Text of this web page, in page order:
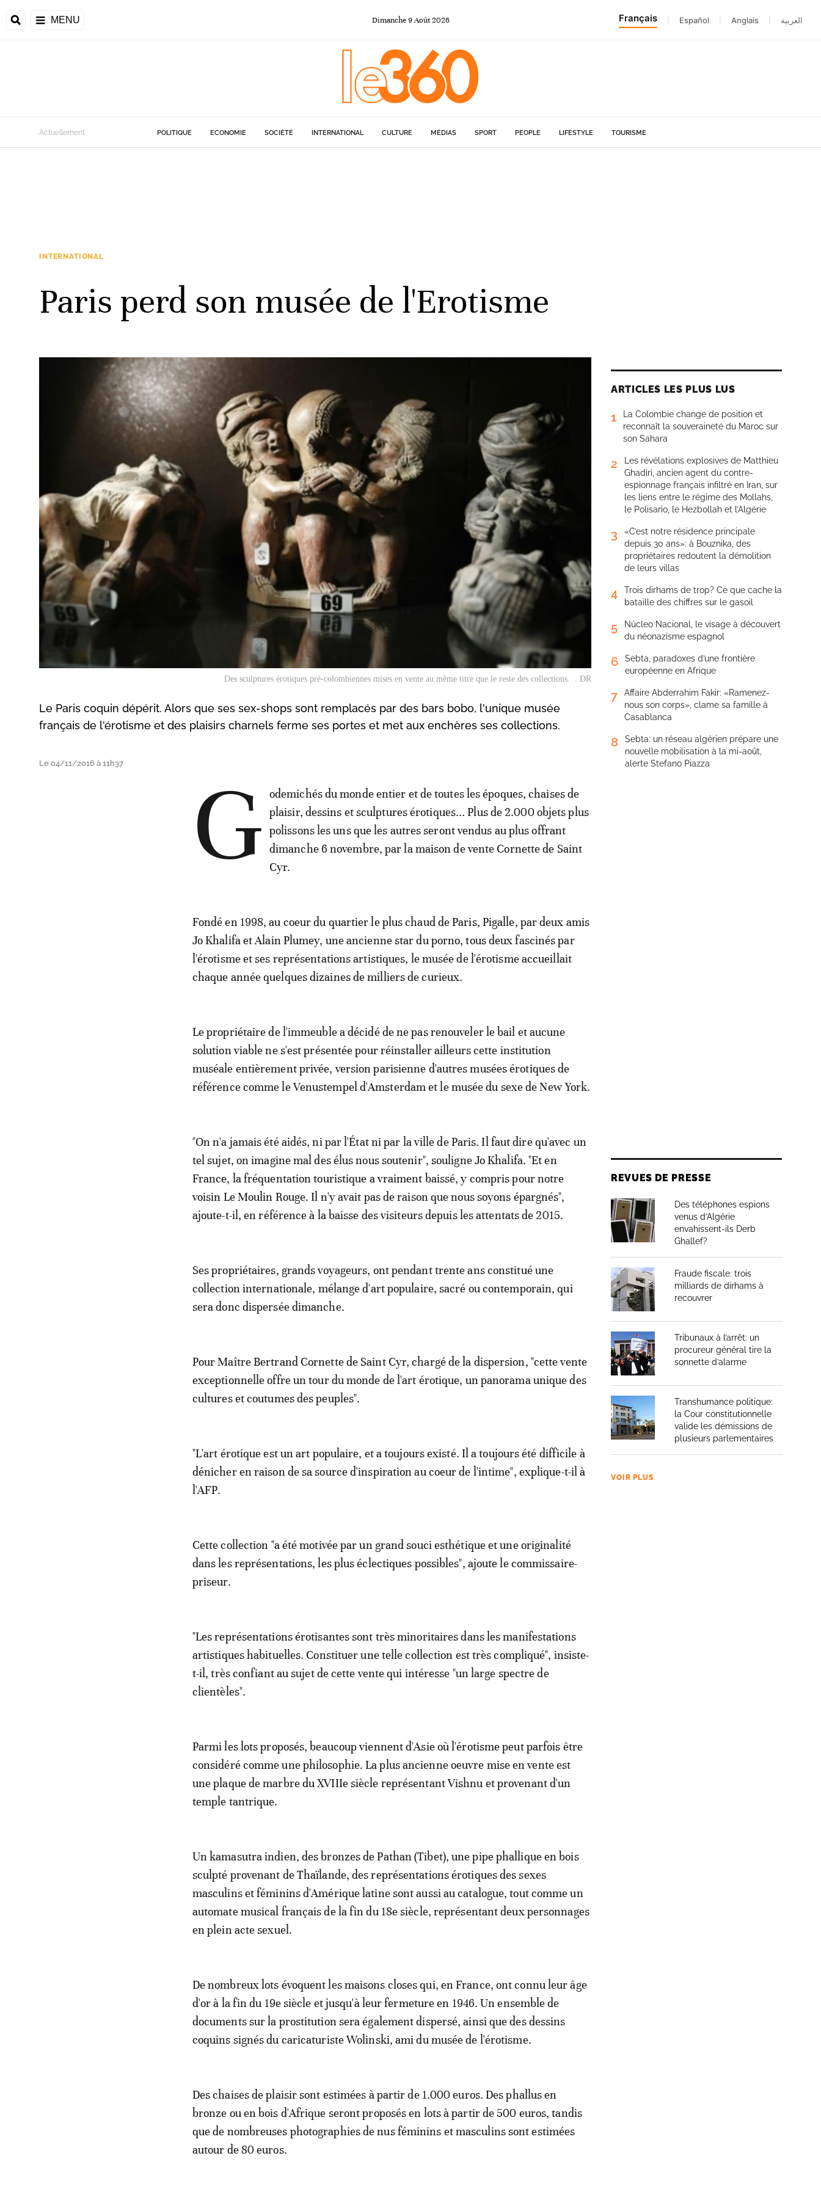
MENU Dimanche 9Août 2026 Français Español Anglais العربية
Actuellement POLITIQUE ECONOMIE SOCIÉTÉ INTERNATIONAL CULTURE MÉDIAS SPORT PEOPLE LIFESTYLE TOURISME
INTERNATIONAL
Paris perd son musée de l'Erotisme
Des sculptures érotiques pré-colombiennes mises en vente au même titre que le reste des collections. . DR
Le Paris coquin dépérit. Alors que ses sex-shops sont remplacés par des bars bobo, l'unique musée
français de l'érotisme et des plaisirs charnels ferme ses portes et met aux enchères ses collections.
Le 04/11/2016 à 11h37 G odemichés du monde entier et de toutes les époques, chaises de
plaisir, dessins et sculptures érotiques... Plus de 2.000 objets plus
polissons les uns que les autres seront vendus au plus offrant
dimanche 6 novembre, par la maison de vente Cornette de Saint
Cyr.
Fondé en 1998, au coeur du quartier le plus chaud de Paris, Pigalle, par deux amis
Jo Khalifa et Alain Plumey, une ancienne star du porno, tous deux fascinés par
l'érotisme et ses représentations artistiques, le musée de l'érotisme accueillait
chaque année quelques dizaines de milliers de curieux.
Le propriétaire de l'immeuble a décidé de ne pas renouveler le bail et aucune
solution viable ne s'est présentée pour réinstaller ailleurs cette institution
muséale entièrement privée, version parisienne d'autres musées érotiques de
référence comme le Venustempel d'Amsterdam et le musée du sexe de New York.
"On n'a jamais été aidés, ni par l'État ni par la ville de Paris. Il faut dire qu'avec un
tel sujet, on imagine mal des élus nous soutenir", souligne Jo Khalifa. "Et en
France, la fréquentation touristique a vraiment baissé, y compris pour notre
voisin Le Moulin Rouge. Il n'y avait pas de raison que nous soyons épargnés",
ajoute-t-il, en référence à la baisse des visiteurs depuis les attentats de 2015.
Ses propriétaires, grands voyageurs, ont pendant trente ans constitué une
collection internationale, mélange d'art populaire, sacré ou contemporain, qui
sera donc dispersée dimanche.
Pour Maître Bertrand Cornette de Saint Cyr, chargé de la dispersion, "cette vente
exceptionnelle offre un tour du monde de l'art érotique, un panorama unique des
cultures et coutumes des peuples".
"L'art érotique est un art populaire, et a toujours existé. Il a toujours été difficile à
dénicher en raison de sa source d'inspiration au coeur de l'intime", explique-t-il à
l'AFP.
Cette collection "a été motivée par un grand souci esthétique et une originalité
dans les représentations, les plus éclectiques possibles", ajoute le commissaire-
priseur.
"Les représentations érotisantes sont très minoritaires dans les manifestations
artistiques habituelles. Constituer une telle collection est très compliqué", insiste-
t-il, très confiant au sujet de cette vente qui intéresse "un large spectre de
clientèles".
Parmi les lots proposés, beaucoup viennent d'Asie où l'érotisme peut parfois être
considéré comme une philosophie. La plus ancienne oeuvre mise en vente est
une plaque de marbre du XVIIIe siècle représentant Vishnu et provenant d'un
temple tantrique.
Un kamasutra indien, des bronzes de Pathan (Tibet), une pipe phallique en bois
sculpté provenant de Thaïlande, des représentations érotiques des sexes
masculins et féminins d'Amérique latine sont aussi au catalogue, tout comme un
automate musical français de la fin du 18e siècle, représentant deux personnages
en plein acte sexuel.
De nombreux lots évoquent les maisons closes qui, en France, ont connu leur âge
d'or à la fin du 19e siècle et jusqu'à leur fermeture en 1946. Un ensemble de
documents sur la prostitution sera également dispersé, ainsi que des dessins
coquins signés du caricaturiste Wolinski, ami du musée de l'érotisme.
Des chaises de plaisir sont estimées à partir de 1.000 euros. Des phallus en
bronze ou en bois d'Afrique seront proposés en lots à partir de 500 euros, tandis
que de nombreuses photographies de nus féminins et masculins sont estimées
autour de 80 euros.
ARTICLES LES PLUS LUS
1
La Colombie change de position et
reconnaît la souveraineté du Maroc sur
son Sahara
2
Les révélations explosives de Matthieu
Ghadiri, ancien agent du contre-
espionnage français infiltré en Iran, sur
les liens entre le régime des Mollahs,
le Polisario, le Hezbollah et l’Algérie
3
«C’est notre résidence principale
depuis 30 ans»: à Bouznika, des
propriétaires redoutent la démolition
de leurs villas
4
Trois dirhams de trop? Ce que cache la
bataille des chiffres sur le gasoil
5
Núcleo Nacional, le visage à découvert
du néonazisme espagnol
6
Sebta, paradoxes d’une frontière
européenne en Afrique
7
Affaire Abderrahim Fakir: «Ramenez-
nous son corps», clame sa famille à
Casablanca
8
Sebta: un réseau algérien prépare une
nouvelle mobilisation à la mi-août,
alerte Stefano Piazza
REVUES DE PRESSE
Des téléphones espions
venus d’Algérie
envahissent-ils Derb
Ghallef?
Fraude fiscale: trois
milliards de dirhams à
recouvrer
Tribunaux à l’arrêt: un
procureur général tire la
sonnette d’alarme
Transhumance politique:
la Cour constitutionnelle
valide les démissions de
plusieurs parlementaires
VOIR PLUS